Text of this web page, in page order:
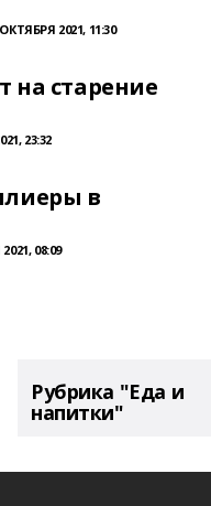
2021, 11:30
на старение
23:32
в
08:09
Рубрика "Еда и
напитки"